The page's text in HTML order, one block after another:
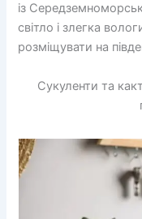
із
світло і злегка
розміщувати на
Сукуленти та